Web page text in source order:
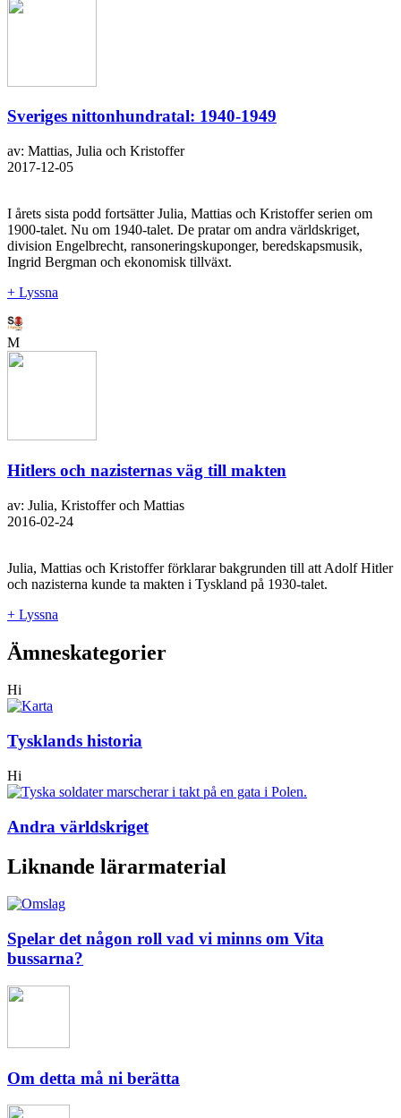
Sveriges nittonhundratal: 1940-1949
av: Mattias, Julia och Kristoffer
2017-12-05
I årets sista podd fortsätter Julia, Mattias och Kristoffer serien om
1900-talet. Nu om 1940-talet. De pratar om andra världskriget,
division Engelbrecht, ransoneringskuponger, beredskapsmusik,
Ingrid Bergman och ekonomisk tillväxt.
+ Lyssna
M
Hitlers och nazisternas väg till makten
av: Julia, Kristoffer och Mattias
2016-02-24
Julia, Mattias och Kristoffer förklarar bakgrunden till att Adolf Hitler
och nazisterna kunde ta makten i Tyskland på 1930-talet.
+ Lyssna
Ämneskategorier
Hi
Tysklands historia
Hi
Andra världskriget
Liknande lärarmaterial
Spelar det någon roll vad vi minns om Vita
bussarna?
Om detta må ni berätta